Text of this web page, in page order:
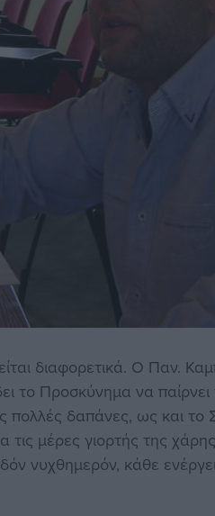
διαφορετικά. Ο Παν.
το Προσκύνημα να
πολλές δαπάνες, ως και το
τις μέρες γιορτής της
νυχθημερόν, κάθε